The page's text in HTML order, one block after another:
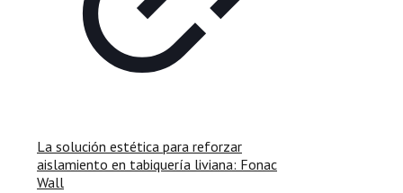
La solución estética para reforzar
aislamiento en tabiquería liviana: Fonac
Wall